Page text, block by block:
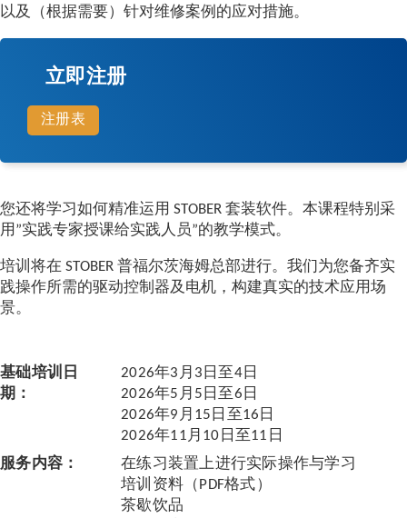
以及（根据需要）针对维修案例的应对措施。
立即注册
注册表
您还将学习如何精准运用 STOBER 套装软件。本课程特别采
用”实践专家授课给实践人员”的教学模式。
培训将在 STOBER 普福尔茨海姆总部进行。我们为您备齐实
践操作所需的驱动控制器及电机，构建真实的技术应用场
景。
基础培训日
期：
2026年3月3日至4日
2026年5月5日至6日
2026年9月15日至16日
2026年11月10日至11日
服务内容：
在练习装置上进行实际操作与学习
培训资料（PDF格式）
茶歇饮品